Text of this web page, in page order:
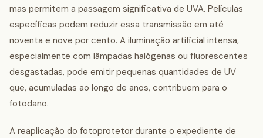
mas permitem a passagem significativa de UVA. Películas
específicas podem reduzir essa transmissão em até
noventa e nove por cento. A iluminação artificial intensa,
especialmente com lâmpadas halógenas ou fluorescentes
desgastadas, pode emitir pequenas quantidades de UV
que, acumuladas ao longo de anos, contribuem para o
fotodano.
A reaplicação do fotoprotetor durante o expediente de